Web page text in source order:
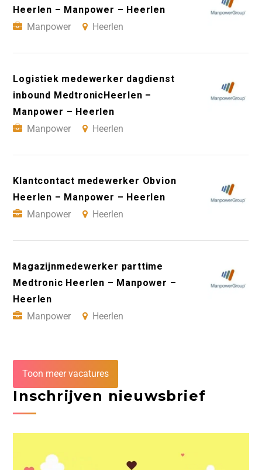
Heerlen – Manpower – Heerlen
Manpower
Heerlen
Logistiek medewerker dagdienst
inbound MedtronicHeerlen –
Manpower – Heerlen
Manpower
Heerlen
Klantcontact medewerker Obvion
Heerlen – Manpower – Heerlen
Manpower
Heerlen
Magazijnmedewerker parttime
Medtronic Heerlen – Manpower –
Heerlen
Manpower
Heerlen
Toon meer vacatures
Inschrijven nieuwsbrief